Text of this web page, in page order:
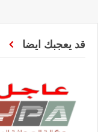
قد يعجبك ايضا